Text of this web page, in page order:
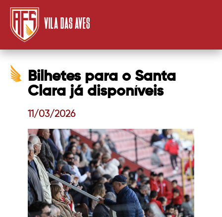
VILA DAS AVES
Bilhetes para o Santa
Clara já disponíveis
11/03/2026